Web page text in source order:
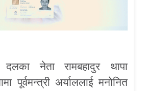
नेता रामबहादुर थापा
पूर्वमन्त्री अर्याललाई मनोनित